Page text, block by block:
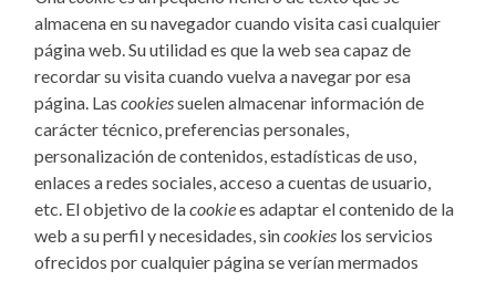
almacena en su navegador cuando visita casi cualquier
página web. Su utilidad es que la web sea capaz de
recordar su visita cuando vuelva a navegar por esa
página. Lascookiessuelen almacenar información de
carácter técnico, preferencias personales,
personalización de contenidos, estadísticas de uso,
enlaces a redes sociales, acceso a cuentas de usuario,
etc. El objetivo de lacookiees adaptar el contenido de la
web a su perfil y necesidades, sincookies los servicios
ofrecidos por cualquier página se verían mermados